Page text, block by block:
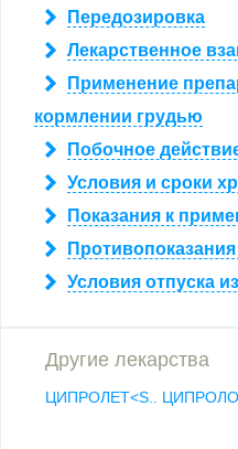
Передозировка
Лекарственное
Применение
кормлении грудью
Побочное
Условия и сроки
Показания к
Условия отпуска
Другие лекарства
ЦИПРОЛЕТ<S..